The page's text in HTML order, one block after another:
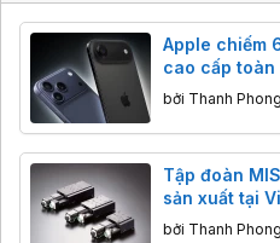
Apple chiếm
cao cấp toàn
bởi Thanh Phong
Tập đoàn
sản xuất tại
AI và robot
bởi Thanh Phong